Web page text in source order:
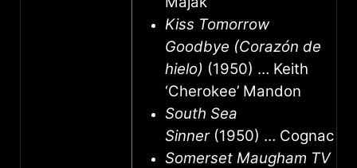
Kiss Tomorrow
Goodbye (Corazón de
hielo) (1950) … Keith
‘Cherokee’ Mandon
South Sea
Sinner(1950) … Cognac
Somerset Maugham TV